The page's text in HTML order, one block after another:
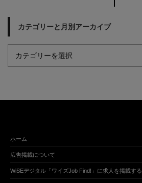
カテゴリーと月別アーカイブ
ホーム
広告掲載について
WiSEデジタル「ワイズJob Find!」に求人を掲載する